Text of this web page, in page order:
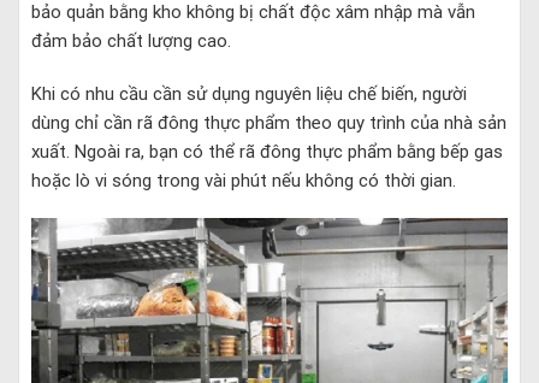
bảo quản bằng kho không bị chất độc xâm nhập mà vẫn
đảm bảo chất lượng cao.
Khi có nhu cầu cần sử dụng nguyên liệu chế biến, người
dùng chỉ cần rã đông thực phẩm theo quy trình của nhà sản
xuất. Ngoài ra, bạn có thể rã đông thực phẩm bằng bếp gas
hoặc lò vi sóng trong vài phút nếu không có thời gian.